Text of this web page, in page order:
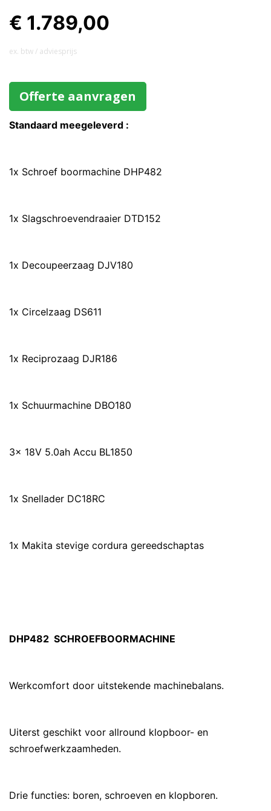
€ 1.789,00
ex. btw / adviesprijs
Offerte aanvragen
Standaard meegeleverd :
1x Schroef boormachine DHP482
1x Slagschroevendraaier DTD152
1x Decoupeerzaag DJV180
1x Circelzaag DS611
1x Reciprozaag DJR186
1x Schuurmachine DBO180
3x 18V 5.0ah Accu BL1850
1x Snellader DC18RC
1x Makita stevige cordura gereedschaptas
DHP482 SCHROEFBOORMACHINE
Werkcomfort door uitstekende machinebalans.
Uiterst geschikt voor allround klopboor- en
schroefwerkzaamheden.
Drie functies: boren, schroeven en klopboren.